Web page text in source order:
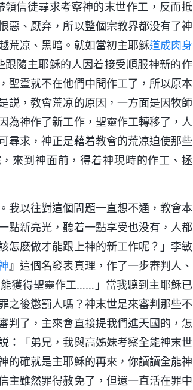
信徒尋求考察神的末世作工，反而抵
惡、厭弃，所以整個宗教界都没有了神
荒凉、黑暗。就如當初主耶穌道成肉身
隨主耶穌的人因着接受順服神新的作
聖靈就不在他們中間作工了，所以原本
説，教會荒凉的原因，一方面是因牧師
為神作了新工作，聖靈作工轉移了，人
尋求，神正是藉着教會的荒凉迫使那些
來到神面前，得着神現時的作工、拯
我以往對這個問題一直想不通，教會本
點新亮光，聽着一點享受也没有，人都
怎麽做才能跟上神的新工作呢？」李敏
』這個名發表真理，作了一步審判人、
獲得聖靈作工……」當我聽到主耶穌已
之後懲罰人嗎？神末世是來審判那些不
判了，主來會直接提我們進天國的，怎
：「弟兄，我與高姊妹考察全能神末世
的確就是主耶穌的再來，你讀讀全能神
主雖然罪得赦免了，但還一直活在罪中